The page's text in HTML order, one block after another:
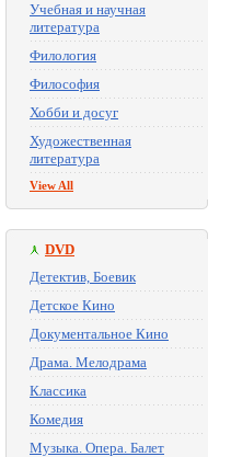
Учебная и научная
литература
Филология
Философия
Хобби и досуг
Художественная
литература
View All
DVD
Детектив, Боевик
Детское Кино
Документальное Кино
Драма. Мелодрама
Классика
Комедия
Музыка. Опера. Балет